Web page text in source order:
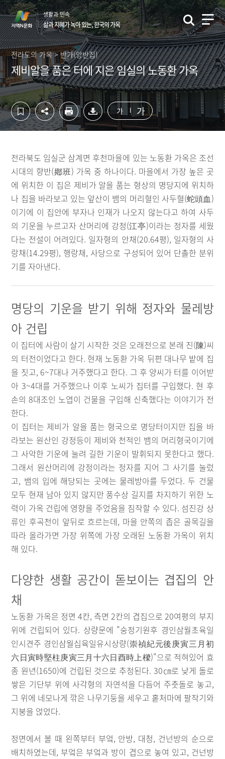
컨
텐
츠
영
역
로
가
기
하
단
영
역
바
가
기
생활과 민속
삶과 지혜가 녹아 있는, 한국의 가옥
전라도의 가옥 > 반가(양반집)
제비알을 품은 터에 지은 임실의 노동환 가옥
가 가
전라북도 임실군 삼계면 후천마을에 있는 노동환 가옥은 조선
시대의 향반(鄕班) 가옥 중 하나이다. 마을에서 가장 높은 곳
에 위치한 이 집은 제비가 알을 품는 형상의 명당지에 위치하
나 집을 바라보고 있는 앞산이 뱀의 머리혈인 사두혈(蛇頭血)
이기에 이 집안에 부자나 인재가 나오지 않는다고 하여 사두
의 기운을 누르고자 산머리에 강정(江亭)이라는 정자를 세웠
다는 전설이 어려있다. 일자형의 안채(20.64평), 일자형의 사
랑채(14.29평), 행랑채, 사당으로 구성되어 있어 단촐한 분위
기를 자아낸다.
명당의 기운을 받기 위해 정자와 물레방
아 건립
이 집터에 사람이 살기 시작한 것은 오래전으로 본래 진(陳)씨
의 터전이었다고 한다. 현재 노동환 가옥 뒤편 대나무 밭에 집
을 짓고, 6~7대나 거주했다고 한다. 그 후 양씨가 터를 이어받
아 3~4대를 거주했으나 이후 노씨가 집터를 구입했다. 현 후
손의 8대조인 노엽이 건물을 구입해 신축했다는 이야기가 전
한다.
이 집터는 제비가 알을 품는 형국으로 명당터이지만 집을 바
라보는 원산인 강정등이 제비와 천적인 뱀의 머리형국이기에
그 사악한 기운에 눌려 길한 기운이 발휘되지 못한다고 했다.
그래서 원산머리에 강정이라는 정자를 지어 그 사기를 눌렀
고, 뱀의 입에 해당되는 곳에는 물레방아를 두었다. 두 건물
모두 현재 남아 있지 않지만 풍수상 길지를 차지하기 위한 노
력이 가옥 건립에 영향을 주었음을 짐작할 수 있다. 섬진강 상
류인 후곡천이 앞뒤로 흐르는데, 마을 안쪽의 좁은 골목길을
따라 올라가면 가장 위쪽에 가장 오래된 노동환 가옥이 위치
해 있다.
다양한 생활 공간이 돋보이는 겹집의 안
채
노동환 가옥은 정면 4칸, 측면 2칸의 겹집으로 20여평의 부지
위에 건립되어 있다. 상량문에 "숭정기원후 경인삼월초육일
인시견주 경인삼월십육일유시상량(崇禎紀元後庚寅三月初
六日寅時堅柱庚寅三月十六日酉時上樑)"으로 적혀있어 효
종 원년(1650)에 건립된 것으로 추정된다. 30㎝로 낮게 돌로
쌓은 기단부 위에 사각형의 자연석을 다듬어 주춧돌로 놓고,
그 위에 네모나게 깎은 나무기둥을 세우고 홑처마에 팔작기와
지붕을 얹었다.
정면에서 볼 때 왼쪽부터 부엌, 안방, 대청, 건넌방의 순으로
배치하였는데, 부엌은 부엌과 방이 겹으로 놓여 있고, 건넌방